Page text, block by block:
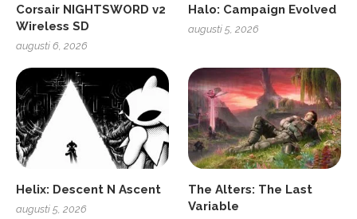
Corsair NIGHTSWORD v2
Wireless SD
augusti 6, 2026
Halo: Campaign Evolved
augusti 5, 2026
Helix: Descent N Ascent
augusti 5, 2026
The Alters: The Last
Variable